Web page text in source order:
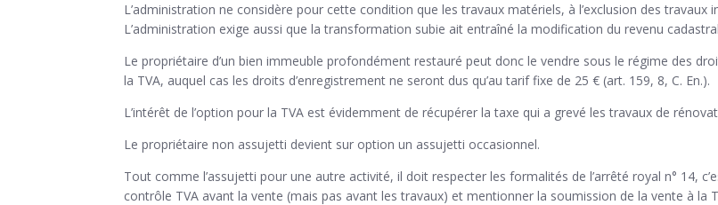
L’administration ne considère pour cette condition que les travaux matériels, à l’exclusion des
L’administration exige aussi que la transformation subie ait entraîné la modification du revenu
Le propriétaire d’un bien immeuble profondément restauré peut donc le vendre sous le régime des
la TVA, auquel cas les droits d’enregistrement ne seront dus qu’au tarif fixe de 25 € (art. 159, 8, C. En.).
L’intérêt de l’option pour la TVA est évidemment de récupérer la taxe qui a grevé les travaux de
Le propriétaire non assujetti devient sur option un assujetti occasionnel.
Tout comme l’assujetti pour une autre activité, il doit respecter les formalités de l’arrêté royal n° 14,
contrôle TVA avant la vente (mais pas avant les travaux) et mentionner la soumission de la vente à la